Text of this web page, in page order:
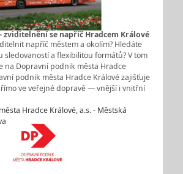
zviditelnění se napříč Hradcem Králové
napříč městem a okolím? Hledáte
sledovaností a flexibilitou formátů? V tom
na Dopravní podnik města Hradce
podnik města Hradce Králové zajišťuje
ve veřejné dopravě — vnější i vnitřní
Hradce Králové, a.s. - Městská